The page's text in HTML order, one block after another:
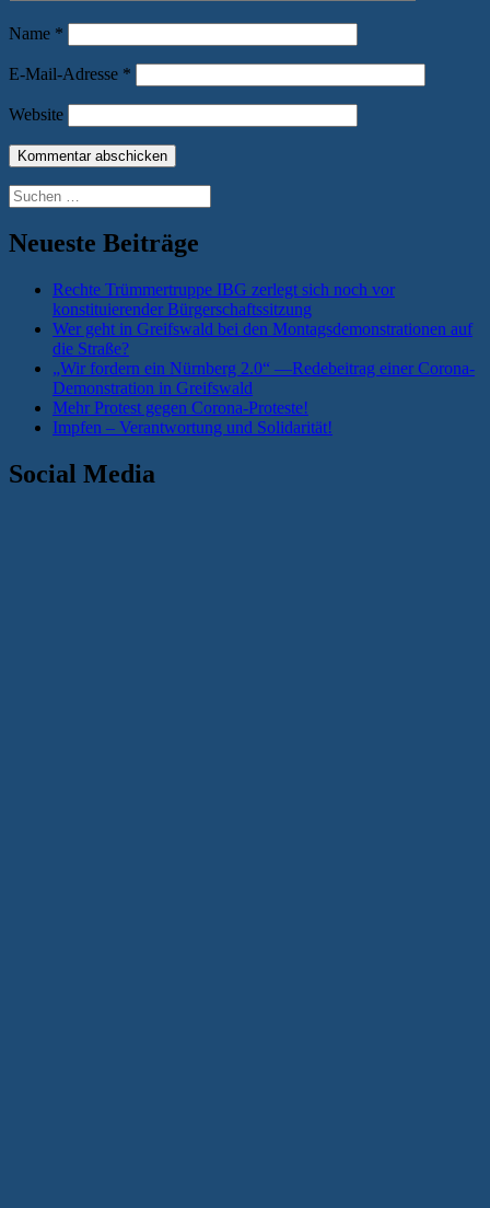
Name *
E-Mail-Adresse *
Website
Suchen
nach:
Neueste Beiträge
Rechte Trümmertruppe IBG zerlegt sich noch vor
konstituierender Bürgerschaftssitzung
Wer geht in Greifswald bei den Montagsdemonstrationen auf
die Straße?
„Wir fordern ein Nürnberg 2.0“ —Redebeitrag einer Corona-
Demonstration in Greifswald
Mehr Protest gegen Corona-Proteste!
Impfen – Verantwortung und Solidarität!
Social Media